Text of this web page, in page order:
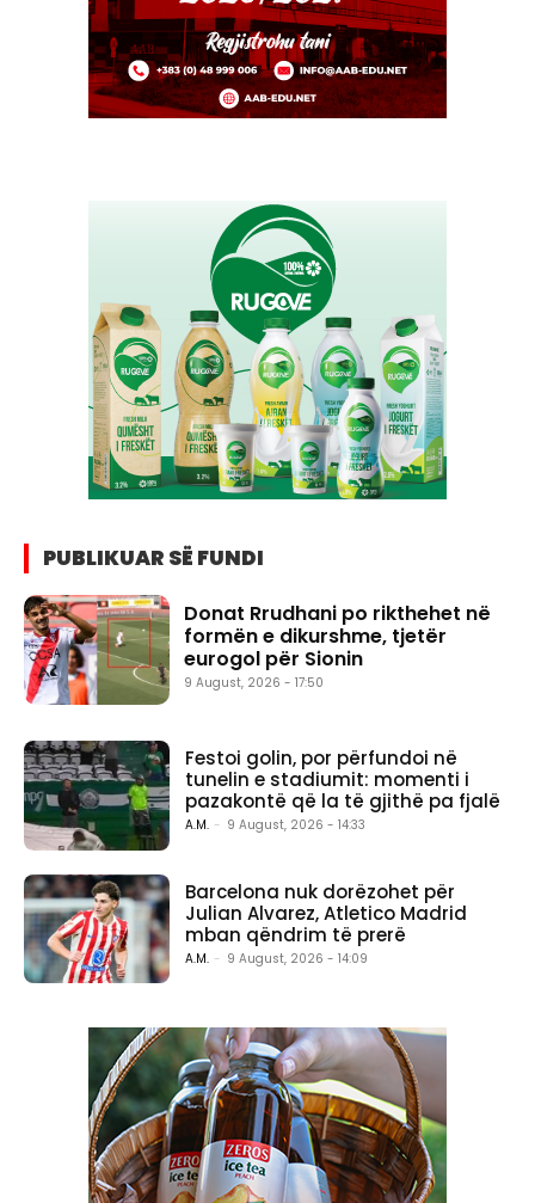
PUBLIKUAR SË FUNDI
Donat Rrudhani po rikthehet në
formën e dikurshme, tjetër
eurogol për Sionin
9 August, 2026 - 17:50
Festoi golin, por përfundoi në
tunelin e stadiumit: momenti i
pazakontë që la të gjithë pa fjalë
A.M. - 9 August, 2026 - 14:33
Barcelona nuk dorëzohet për
Julian Alvarez, Atletico Madrid
mban qëndrim të prerë
A.M. - 9 August, 2026 - 14:09